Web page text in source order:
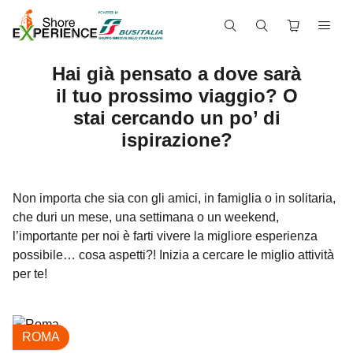
Hai già pensato a dove sarà
il tuo prossimo viaggio? O
stai cercando un po’ di
ispirazione?
Non importa che sia con gli amici, in famiglia o in solitaria,
che duri un mese, una settimana o un weekend,
l’importante per noi è farti vivere la migliore esperienza
possibile… cosa aspetti?! Inizia a cercare le miglio attività
per te!
ROMA